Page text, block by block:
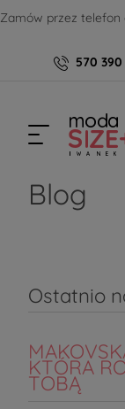
Zamów przez telefon
570 390
Blog
Ostatnio
KTÓRA
TOBĄ